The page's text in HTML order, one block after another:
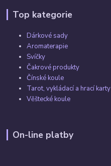
Top kategorie
Dárkové sady
Aromaterapie
Svíčky
Čakrové produkty
Čínské koule
Tarot, vykládací a hrací karty
Věštecké koule
On-line platby